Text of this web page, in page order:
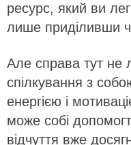
ресурс, який ви
лише приділивши
Але справа тут не
спілкування з
енергією і
може собі
відчуття вже